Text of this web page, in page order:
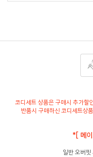
코디세트 상품은 구매시 추가할
반품시 구매하신 코디세트상
*[ 메이
일반 오버핏